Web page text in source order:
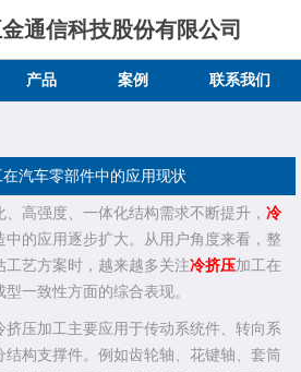
通信科技股份有限公司
产品 案例 联系我们
汽车零部件中的应用现状
高强度、一体化结构需求不断提升， 冷
中的应用逐步扩大。从用户角度来看，整
艺方案时，越来越多关注冷挤压加工在
一致性方面的综合表现。
挤压加工主要应用于传动系统件、转向系
构支撑件。例如齿轮轴、花键轴、套筒